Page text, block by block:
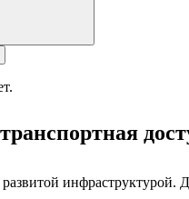
развитой